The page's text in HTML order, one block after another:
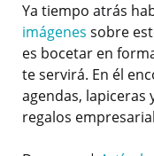
Ya tiempo atrás
imágenes sobre
es bocetar en
te servirá. En él
agendas, lapiceras
regalos